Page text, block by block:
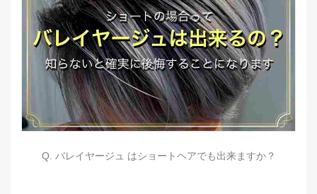
Q. バレイヤージュ はショートヘアでも出来ますか？